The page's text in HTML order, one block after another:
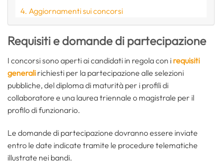
Aggiornamenti sui concorsi
Requisiti e domande di partecipazione
I concorsi sono aperti ai candidati in regola con i requisiti
generali richiesti per la partecipazione alle selezioni
pubbliche, del diploma di maturità per i profili di
collaboratore e una laurea triennale o magistrale per il
profilo di funzionario.
Le domande di partecipazione dovranno essere inviate
entro le date indicate tramite le procedure telematiche
illustrate nei bandi.